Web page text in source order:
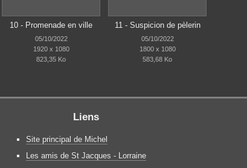
10 - Promenade en ville
05/10/2022
1920 x 1080
823,35 Ko
11 - Suspicion de pèlerin
05/10/2022
1800 x 1080
583,68 Ko
Liens
Site principal de Michel
Les amis de St Jacques - Lorraine